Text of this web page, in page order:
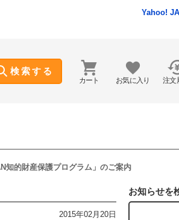
Yahoo!
検索する
カート お気に入り 注文
知的財産保護プログラム」のご案内
2015年02月20日
お知らせを